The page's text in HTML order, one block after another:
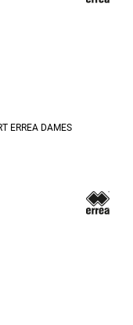
ERREA DAMES